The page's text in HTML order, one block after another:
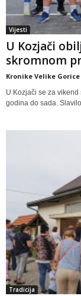
Vijesti
U Kozjači
skromnom
Kronike Velike Gorice
U Kozjači se za
godina do sada.
Tradicija